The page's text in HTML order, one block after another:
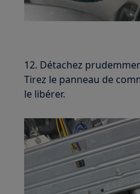
12. Détachez
Tirez le panneau de
le libérer.